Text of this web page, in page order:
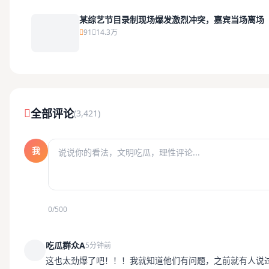
某综艺节目录制现场爆发激烈冲突，嘉宾当场离场
91 14.3万
全部评论(3,421)
我
0/500
吃瓜群众A5分钟前
这也太劲爆了吧！！！我就知道他们有问题，之前就有人说